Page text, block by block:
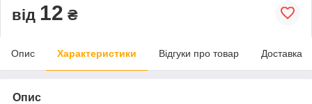
від 12 ₴
Опис Характеристики Відгуки про товар Доставка
Опис